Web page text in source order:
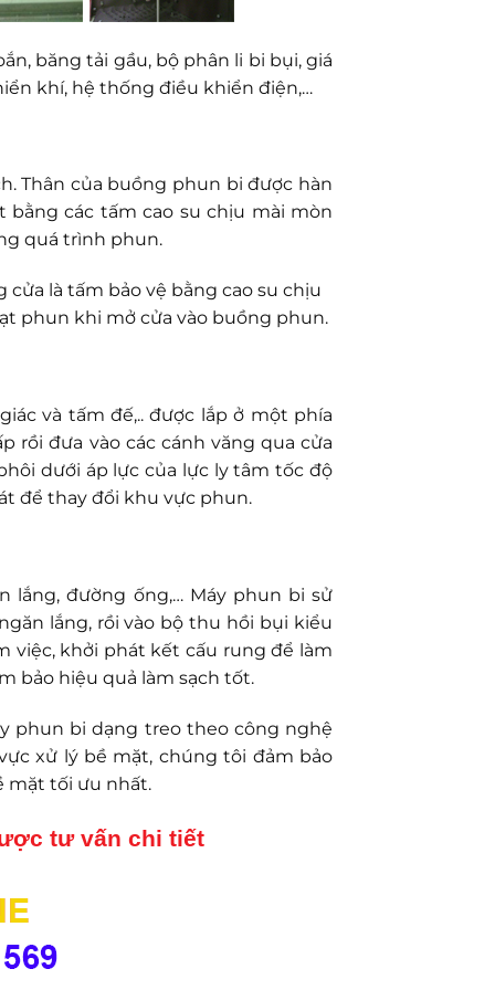
băng tải gầu, bộ phân li bi bụi, giá
khí, hệ thống điều khiển điện,…
Thân của buồng phun bi được hàn
các tấm cao su chịu mài mòn
quá trình phun.
là tấm bảo vệ bằng cao su chịu
phun khi mở cửa vào buồng phun.
và tấm đế,.. được lắp ở một phía
rồi đưa vào các cánh văng qua cửa
dưới áp lực của lực ly tâm tốc độ
để thay đổi khu vực phun.
đường ống,… Máy phun bi sử
lắng, rồi vào bộ thu hồi bụi kiểu
việc, khởi phát kết cấu rung để làm
bảo hiệu quả làm sạch tốt.
phun bi dạng treo theo công nghệ
xử lý bề mặt, chúng tôi đảm bảo
mặt tối ưu nhất.
tư vấn chi tiết